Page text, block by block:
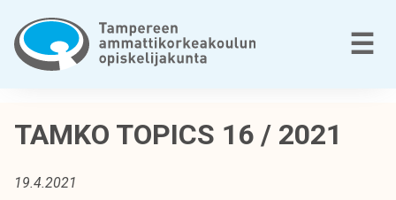
sisältöön
a
m
e
☰
TAMKO TOPICS 16 / 2021
19.4.2021